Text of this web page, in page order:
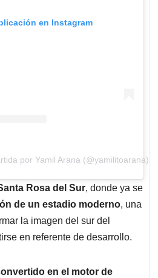
en Instagram
por Yamil Arana (@yamilitoarana)
Rosa del Sur, donde ya se
de un estadio moderno, una
la imagen del sur del
en referente de desarrollo.
en el motor de